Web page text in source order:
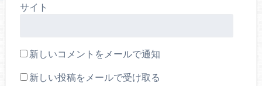
サイト
新しいコメントをメールで通知
新しい投稿をメールで受け取る